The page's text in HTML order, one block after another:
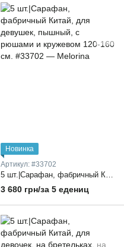
Новинка
Артикул: #33702
5 шт.|Сарафан, фабричный Китай, для девушек, пышный, с рюшами и кружевом 120-160 см.
3 680 грн/за 5 едениц